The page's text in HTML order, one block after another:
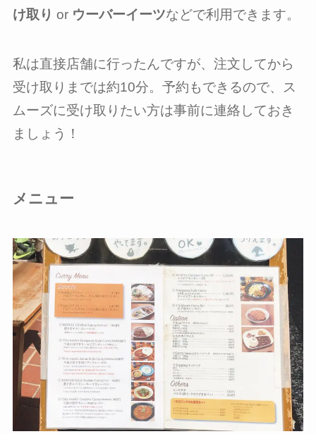
け取り or ウーバーイーツなどで利用できます。
私は直接店舗に行ったんですが、注文してから
受け取りまでは約10分。予約もできるので、ス
ムーズに受け取りたい方は事前に連絡しておき
ましょう！
メニュー